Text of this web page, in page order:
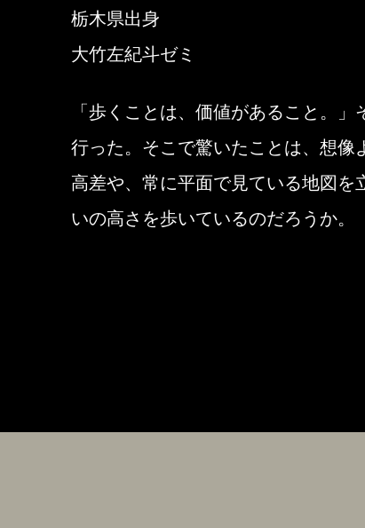
栃木県出身
大竹左紀斗ゼミ
「歩くことは、価値があること。
行った。そこで驚いたことは、想
高差や、常に平面で見ている地図
いの高さを歩いているのだろうか。